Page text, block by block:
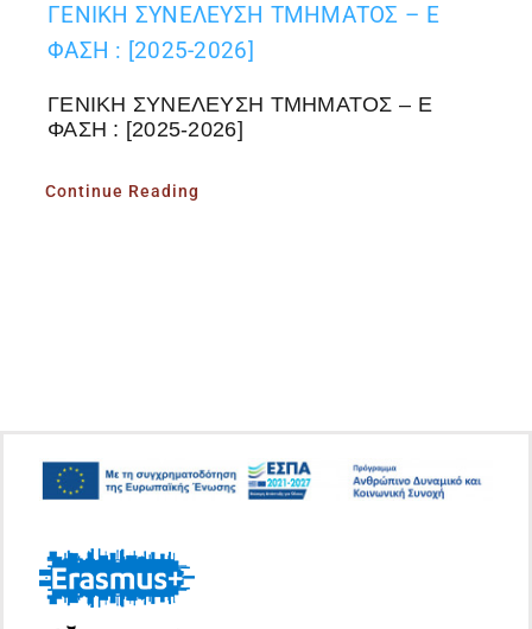
ΓΕΝΙΚΗ ΣΥΝΕΛΕΥΣΗ ΤΜΗΜΑΤΟΣ – Ε
ΦΑΣΗ : [2025-2026]
ΓΕΝΙΚΗ ΣΥΝΕΛΕΥΣΗ ΤΜΗΜΑΤΟΣ – Ε
ΦΑΣΗ : [2025-2026]
Continue Reading